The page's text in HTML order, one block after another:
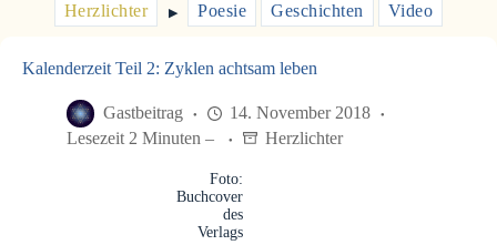
Herzlichter ▶︎ Poesie Geschichten Video
Kalenderzeit Teil 2: Zyklen achtsam leben
Gastbeitrag
14. November 2018
Lesezeit 2 Minuten –
Herzlichter
Foto:
Buchcover
des
Verlags